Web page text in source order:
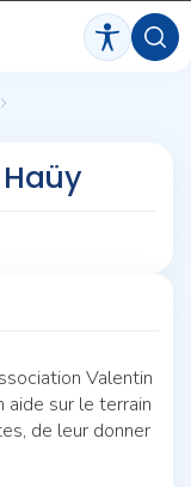
Valentin
aide sur le terrain
de leur donner